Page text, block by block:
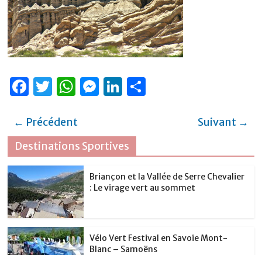
F
c
e
b
o
o
k
T
it
te
r
W
at
s
A
p
p
M
e
n
g
Li
e
dI
n
er
← Précédent
Suivant →
Destinations Sportives
Briançon et la Vallée de Serre Chevalier
: Le virage vert au sommet
Vélo Vert Festival en Savoie Mont-
Blanc – Samoëns